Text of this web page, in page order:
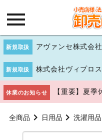
新規取扱 アヴァンセ株式会
新規取扱 株式会社ヴィプロ
休業のお知らせ 【重要】夏
全商品 日用品 洗濯用品